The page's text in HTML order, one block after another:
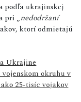
podľa ukrajinskej
pri „nedodržaní
ktorí odmietajú
Ukrajine
okruhu v
25-tisíc vojakov